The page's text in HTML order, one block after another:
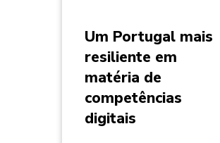
Um Portugal mais
resiliente em
matéria de
competências
digitais